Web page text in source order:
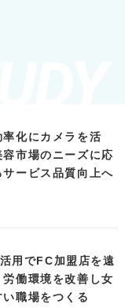
率化にカメラを活
市場のニーズに応
サービス品質向上へ
用でFC加盟店を遠
労働環境を改善し女
職場をつくる